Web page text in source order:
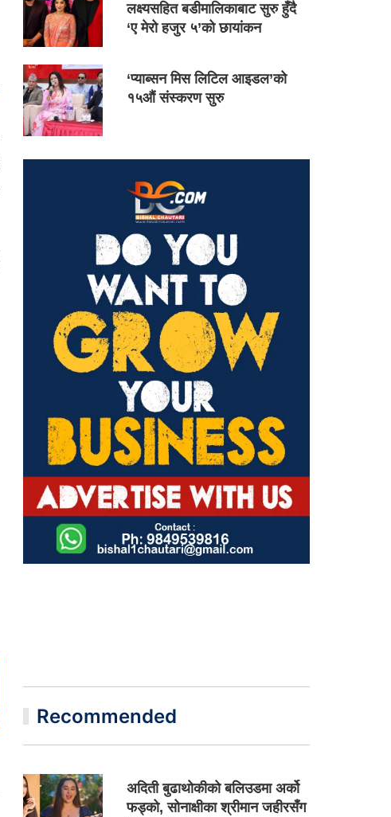
लक्ष्यसहित बडीमालिकाबाट सुरु हुँदै
‘ए मेरो हजुर ५’को छायांकन
‘प्याब्सन मिस लिटिल आइडल’को
१५औं संस्करण सुरु
Recommended
अदिती बुढाथोकीको बलिउडमा अर्को
फड्को, सोनाक्षीका श्रीमान जहीरसँग